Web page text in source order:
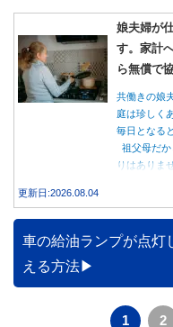
娘夫婦が
す。家計
ら無償で
共働きの娘
庭は珍しく
毎日となる
祖父母だか
りはありま
更新日:2026.08.04
車の給油ランプが点灯
える方法
1 2